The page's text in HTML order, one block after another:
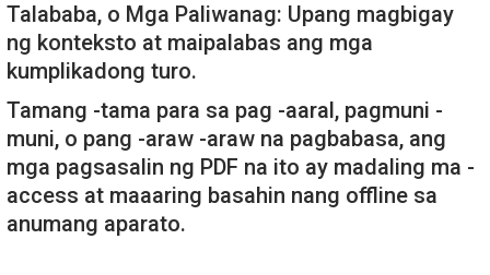
Talababa, o Mga Paliwanag: Upang magbigay
ng konteksto at maipalabas ang mga
kumplikadong turo.
Tamang -tama para sa pag -aaral, pagmuni -
muni, o pang -araw -araw na pagbabasa, ang
mga pagsasalin ng PDF na ito ay madaling ma -
access at maaaring basahin nang offline sa
anumang aparato.